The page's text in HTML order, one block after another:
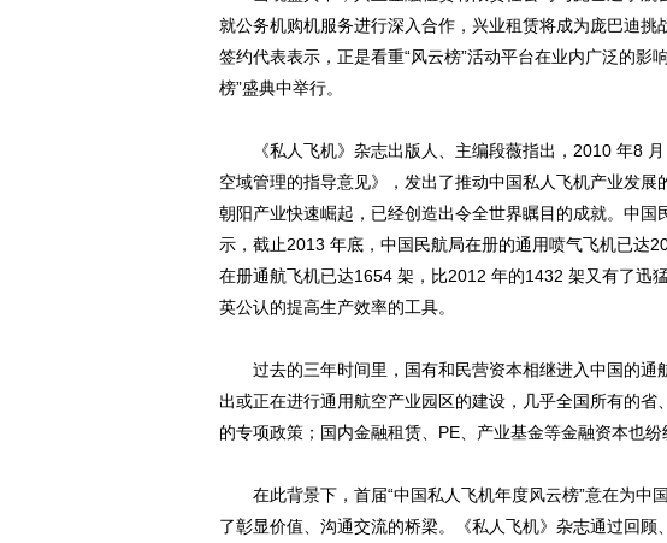
就公务机购机服务进行深入合作，兴业租赁将成为庞巴迪挑
签约代表表示，正是看重“风云榜”活动平台在业内广泛的影
榜”盛典中举行。
《私人飞机》杂志出版人、主编段薇指出，2010 年8 月
空域管理的指导意见》，发出了推动中国私人飞机产业发
朝阳产业快速崛起，已经创造出令全世界瞩目的成就。中
示，截止2013 年底，中国民航局在册的通用喷气飞机已达
在册通航飞机已达1654 架，比2012 年的1432 架又有了迅
英公认的提高生产效率的工具。
过去的三年时间里，国有和民营资本相继进入中国的通
出或正在进行通用航空产业园区的建设，几乎全国所有的
的专项政策；国内金融租赁、PE、产业基金等金融资本也纷
在此背景下，首届“中国私人飞机年度风云榜”意在为中
了彰显价值、沟通交流的桥梁。《私人飞机》杂志通过回顾